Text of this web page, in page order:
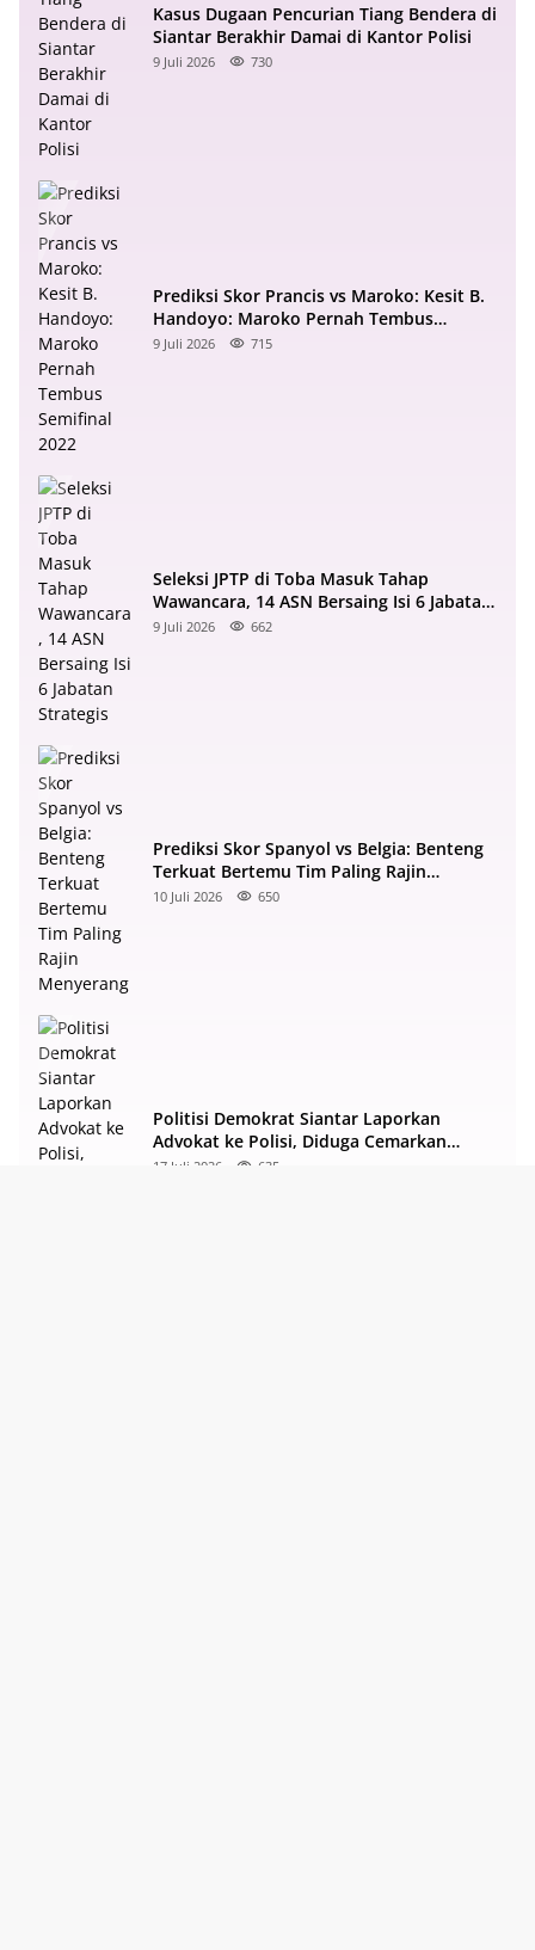
Kasus Dugaan Pencurian Tiang Bendera di
Siantar Berakhir Damai di Kantor Polisi
9 Juli 2026 730
Prediksi Skor Prancis vs Maroko: Kesit B.
Handoyo: Maroko Pernah Tembus
Semifinal 2022
9 Juli 2026 715
Seleksi JPTP di Toba Masuk Tahap
Wawancara, 14 ASN Bersaing Isi 6 Jabatan
Strategis
9 Juli 2026 662
Prediksi Skor Spanyol vs Belgia: Benteng
Terkuat Bertemu Tim Paling Rajin
Menyerang
10 Juli 2026 650
Politisi Demokrat Siantar Laporkan
Advokat ke Polisi, Diduga Cemarkan
Nama Baik di Facebook
17 Juli 2026 635